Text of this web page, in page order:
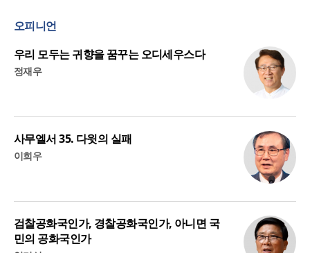
오피니언
우리 모두는 귀향을 꿈꾸는 오디세우스다
정재우
사무엘서 35. 다윗의 실패
이희우
검찰공화국인가, 경찰공화국인가, 아니면 국
민의 공화국인가